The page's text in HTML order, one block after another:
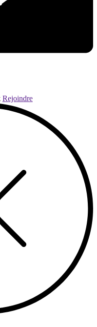
Rejoindre